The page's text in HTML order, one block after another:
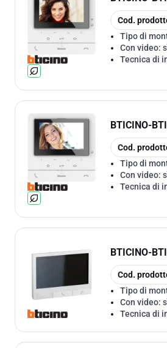
copia
Cod.
Tipo di
Con video:
Tecnica di
BTICINO-
copia
Cod.
Tipo di
Con video:
Tecnica di
BTICINO-
copia
Cod.
Tipo di
Con video:
Tecnica di